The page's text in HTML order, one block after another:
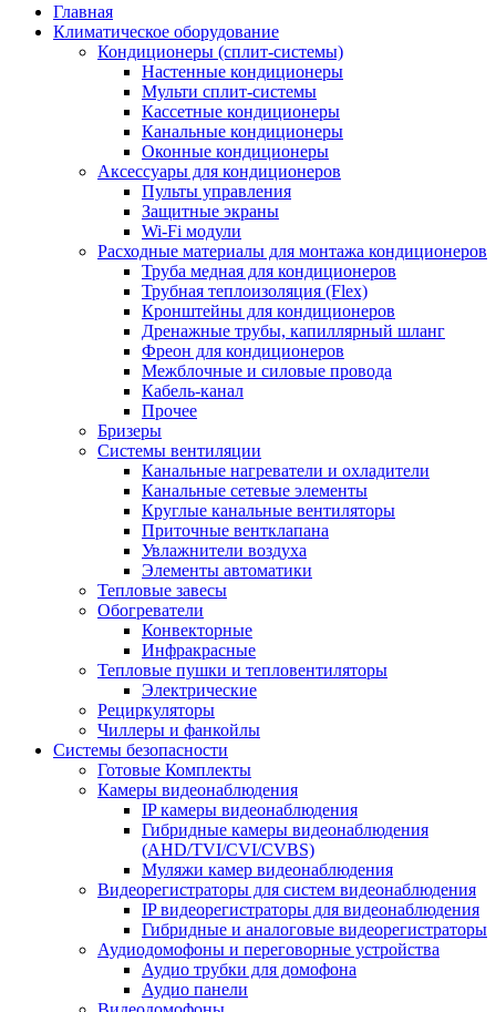
Главная
Климатическое оборудование
Кондиционеры (сплит-системы)
Настенные кондиционеры
Мульти сплит-системы
Кассетные кондиционеры
Канальные кондиционеры
Оконные кондиционеры
Аксессуары для кондиционеров
Пульты управления
Защитные экраны
Wi-Fi модули
Расходные материалы для монтажа кондиционеров
Труба медная для кондиционеров
Трубная теплоизоляция (Flex)
Кронштейны для кондиционеров
Дренажные трубы, капиллярный шланг
Фреон для кондиционеров
Межблочные и силовые провода
Кабель-канал
Прочее
Бризеры
Системы вентиляции
Канальные нагреватели и охладители
Канальные сетевые элементы
Круглые канальные вентиляторы
Приточные вентклапана
Увлажнители воздуха
Элементы автоматики
Тепловые завесы
Обогреватели
Конвекторные
Инфракрасные
Тепловые пушки и тепловентиляторы
Электрические
Рециркуляторы
Чиллеры и фанкойлы
Системы безопасности
Готовые Комплекты
Камеры видеонаблюдения
IP камеры видеонаблюдения
Гибридные камеры видеонаблюдения
(AHD/TVI/CVI/CVBS)
Муляжи камер видеонаблюдения
Видеорегистраторы для систем видеонаблюдения
IP видеорегистраторы для видеонаблюдения
Гибридные и аналоговые видеорегистраторы
Аудиодомофоны и переговорные устройства
Аудио трубки для домофона
Аудио панели